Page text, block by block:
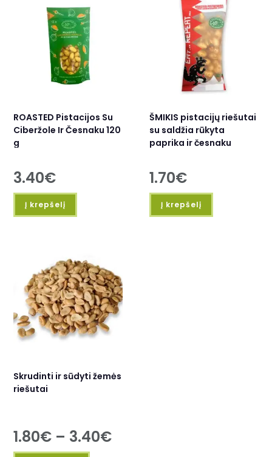
ROASTED Pistacijos Su
Ciberžole Ir Česnaku 120
g
3.40€
Į krepšelį
ŠMIKIS pistacijų riešutai
su saldžia rūkyta
paprika ir česnaku
1.70€
Į krepšelį
Skrudinti ir sūdyti žemės
riešutai
1.80€ – 3.40€